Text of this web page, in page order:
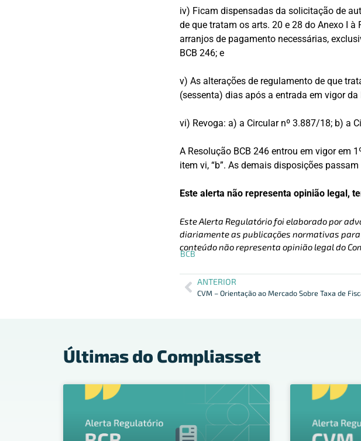
iv) Ficam dispensadas da solicitação de
de que tratam os arts. 20 e 28 do Anexo I
arranjos de pagamento necessárias,
BCB 246; e
v) As alterações de regulamento de que
(sessenta) dias após a entrada em vigor da
vi) Revoga: a) a Circular nº 3.887/18; b) a
A Resolução BCB 246 entrou em vigor em
item vi, “b”. As demais disposições
Este alerta não representa opinião legal,
Este Alerta Regulatório foi elaborado por
diariamente as publicações normativas
conteúdo não representa opinião legal do
BCB
ANTERIOR
CVM – Orientação ao Mercado Sobre Taxa de
Últimas do Compliasset